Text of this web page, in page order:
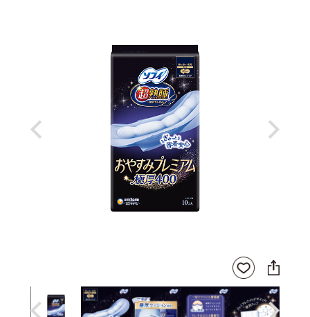
Previous Next
お気
に入
りに
登録
SNS
に
シ
ェ
ア
Previous Next